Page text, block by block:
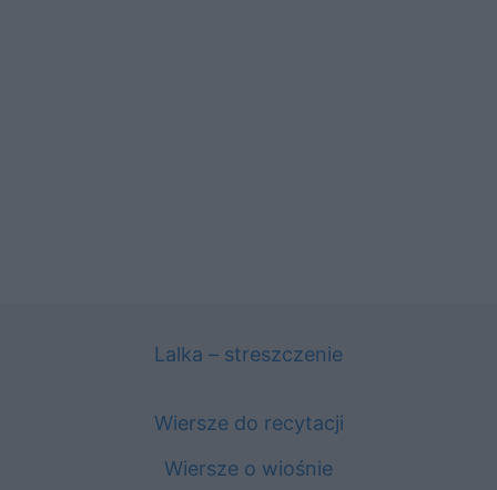
Lalka – streszczenie
Wiersze do recytacji
Wiersze o wiośnie